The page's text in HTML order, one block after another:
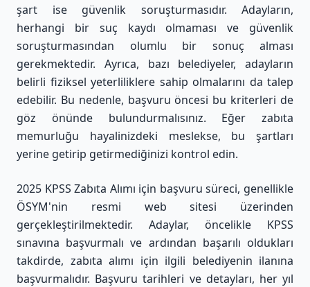
şart ise güvenlik soruşturmasıdır. Adayların,
herhangi bir suç kaydı olmaması ve güvenlik
soruşturmasından olumlu bir sonuç alması
gerekmektedir. Ayrıca, bazı belediyeler, adayların
belirli fiziksel yeterliliklere sahip olmalarını da talep
edebilir. Bu nedenle, başvuru öncesi bu kriterleri de
göz önünde bulundurmalısınız. Eğer zabıta
memurluğu hayalinizdeki meslekse, bu şartları
yerine getirip getirmediğinizi kontrol edin.
2025 KPSS Zabıta Alımı için başvuru süreci, genellikle
ÖSYM'nin resmi web sitesi üzerinden
gerçekleştirilmektedir. Adaylar, öncelikle KPSS
sınavına başvurmalı ve ardından başarılı oldukları
takdirde, zabıta alımı için ilgili belediyenin ilanına
başvurmalıdır. Başvuru tarihleri ve detayları, her yıl